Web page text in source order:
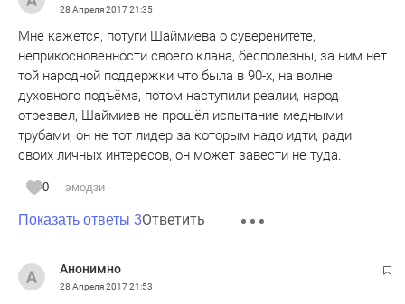
28 Апреля 201721:35
Мне кажется, потуги Шаймиева о суверенитете,
неприкосновенности своего клана, бесполезны, за ним нет
той народной поддержки что была в 90-х, на волне
духовного подъёма, потом наступили реалии, народ
отрезвел, Шаймиев не прошёл испытание медными
трубами, он не тот лидер за которым надо идти, ради
своих личных интересов, он может завести не туда.
0 эмодзи
Показать ответы 3Ответить
Анонимно
28 Апреля 201721:53